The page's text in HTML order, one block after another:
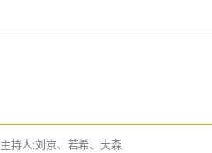
主持人:刘京、若希、大森